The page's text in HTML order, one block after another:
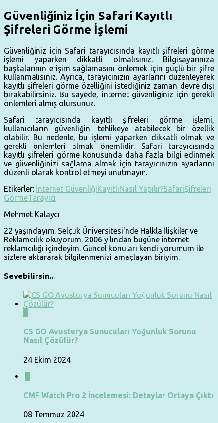
Güvenliğiniz İçin Safari Kayıtlı
Şifreleri Görme İşlemi
Güvenliğiniz için Safari tarayıcısında kayıtlı şifreleri görme
işlemi yaparken dikkatli olmalısınız. Bilgisayarınıza
başkalarının erişim sağlamasını önlemek için güçlü bir şifre
kullanmalısınız. Ayrıca, tarayıcınızın ayarlarını düzenleyerek
kayıtlı şifreleri görme özelliğini istediğiniz zaman devre dışı
bırakabilirsiniz. Bu sayede, internet güvenliğiniz için gerekli
önlemleri almış olursunuz.
Safari tarayıcısında kayıtlı şifreleri görme işlemi,
kullanıcıların güvenliğini tehlikeye atabilecek bir özellik
olabilir. Bu nedenle, bu işlemi yaparken dikkatli olmak ve
gerekli önlemleri almak önemlidir. Safari tarayıcısında
kayıtlı şifreleri görme konusunda daha fazla bilgi edinmek
ve güvenliğinizi sağlama almak için tarayıcınızın ayarlarını
düzenli olarak kontrol etmeyi unutmayın.
Etikerler: İnternet GüvenliğiKayıtlıNasıl Yapılır?SafariŞifreleri
GörmeTarayıcı
Mehmet Kalaycı
22 yaşındayım. Selçuk Üniversitesi'nde Halkla İlişkiler ve
Reklamcılık okuyorum. 2006 yılından bugüne internet
reklamcılığı içindeyim. Güncel konuları kendi yorumum ile
sizlere aktararak bilgilenmenizi amaçlayan biriyim.
Sevebilirsin...
CS GO Avusturya Sunucuları Yoğunluk Sorunu
Nasıl Çözülür?
24 Ekim 2024
CMF Watch Pro 2 İncelemesi: Detaylar Ortaya Çıktı
08 Temmuz 2024